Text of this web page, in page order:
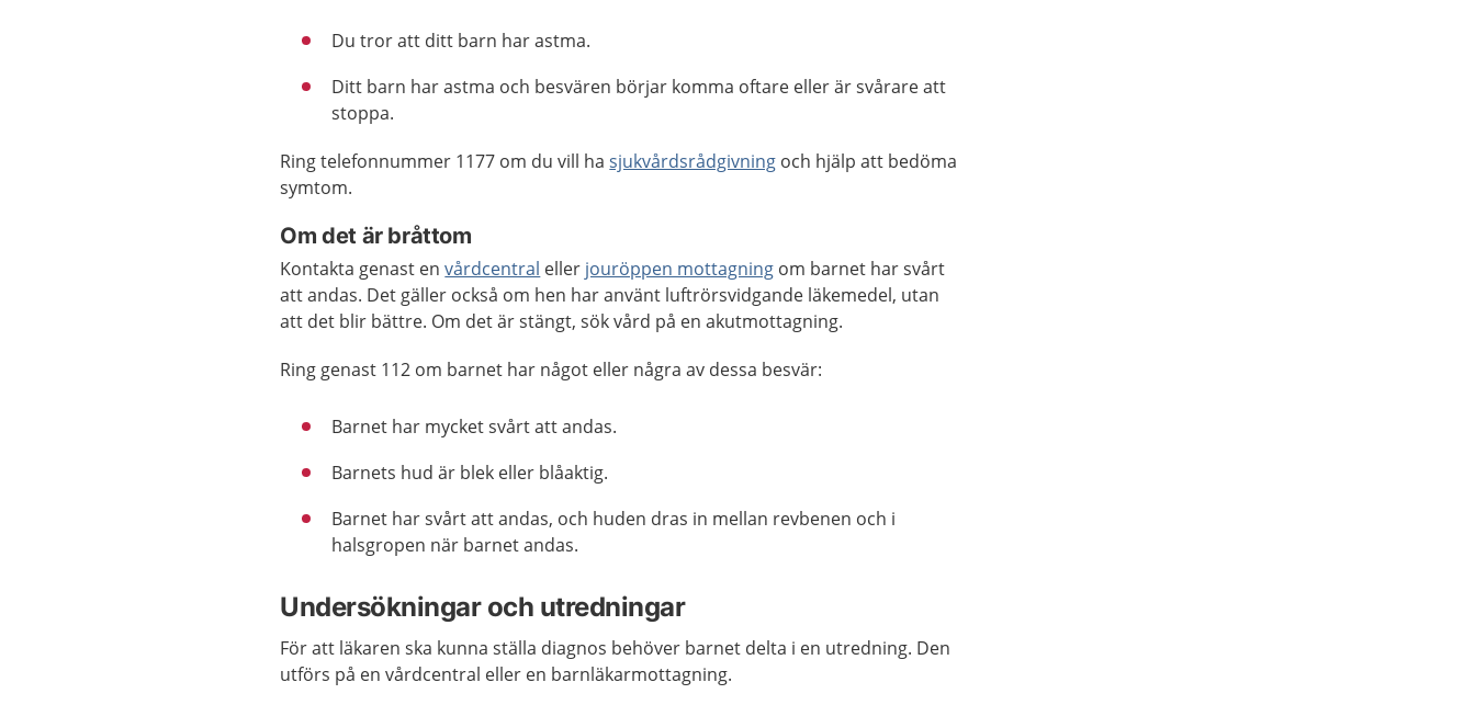
Du tror att ditt barn har astma.
Ditt barn har astma och besvären börjar komma oftare eller är svårare att
stoppa.
Ring telefonnummer 1177 om du vill hasjukvårdsrådgivning och hjälp att bedöma
symtom.
Om det är bråttom
Kontakta genast envårdcentral eller jouröppen mottagning om barnet har svårt
att andas. Det gäller också om hen har använt luftrörsvidgande läkemedel, utan
att det blir bättre. Om det är stängt, sök vård på en akutmottagning.
Ring genast 112 om barnet har något eller några av dessa besvär:
Barnet har mycket svårt att andas.
Barnets hud är blek eller blåaktig.
Barnet har svårt att andas, och huden dras in mellan revbenen och i
halsgropen när barnet andas.
Undersökningar och utredningar
För att läkaren ska kunna ställa diagnos behöver barnet delta i en utredning. Den
utförs på en vårdcentral eller en barnläkarmottagning.